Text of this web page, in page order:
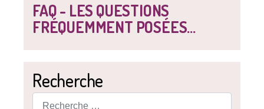
FAQ - LES QUESTIONS
FRÉQUEMMENT POSÉES...
Recherche